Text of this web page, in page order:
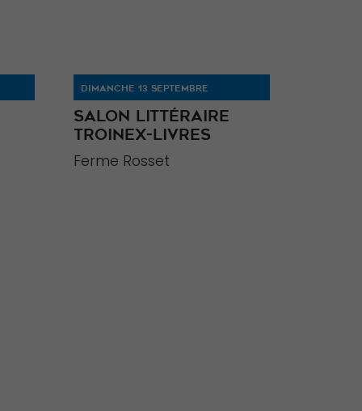
DIMANCHE 13 SEPTEMBRE
SALON LITTÉRAIRE
TROINEX-LIVRES
Ferme Rosset